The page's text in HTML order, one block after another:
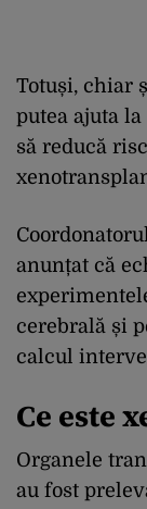
Totuși, chiar
putea ajuta
să reducă
anunțat că
cerebrală și
calcul
Ce este
Organele
au fost